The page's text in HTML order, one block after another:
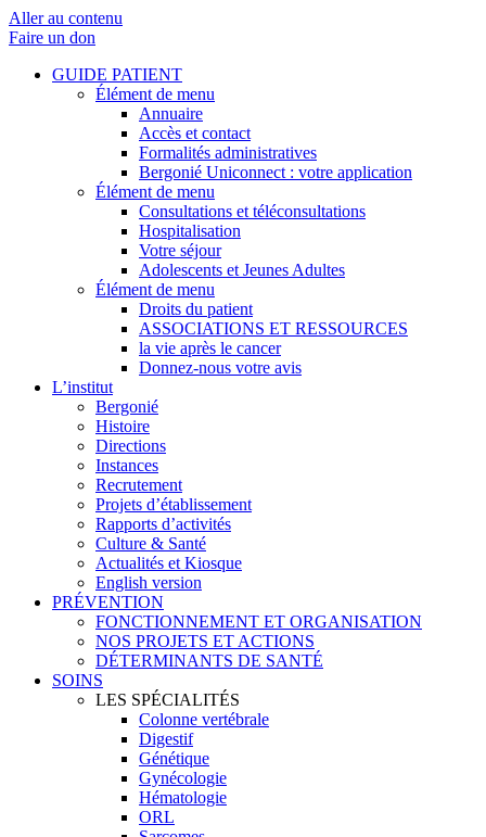
Aller au contenu
Faire un don
GUIDE PATIENT
Élément de menu
Annuaire
Accès et contact
Formalités administratives
Bergonié Uniconnect : votre application
Élément de menu
Consultations et téléconsultations
Hospitalisation
Votre séjour
Adolescents et Jeunes Adultes
Élément de menu
Droits du patient
ASSOCIATIONS ET RESSOURCES
la vie après le cancer
Donnez-nous votre avis
L’institut
Bergonié
Histoire
Directions
Instances
Recrutement
Projets d’établissement
Rapports d’activités
Culture & Santé
Actualités et Kiosque
English version
PRÉVENTION
FONCTIONNEMENT ET ORGANISATION
NOS PROJETS ET ACTIONS
DÉTERMINANTS DE SANTÉ
SOINS
LES SPÉCIALITÉS
Colonne vertébrale
Digestif
Génétique
Gynécologie
Hématologie
ORL